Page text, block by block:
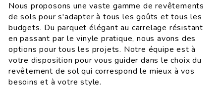
Nous proposons une vaste gamme de revêtements
de sols pour s'adapter à tous les goûts et tous les
budgets. Du parquet élégant au carrelage résistant
en passant par le vinyle pratique, nous avons des
options pour tous les projets. Notre équipe est à
votre disposition pour vous guider dans le choix du
revêtement de sol qui correspond le mieux à vos
besoins et à votre style.